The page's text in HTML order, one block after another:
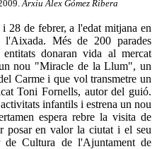
Arxiu Àlex Gómez Ribera
28 de febrer, a l'edat mitjana en
Més de 200 parades
donaran vida al mercat
nou "Miracle de la Llum", un
Carme i que vol transmetre un
Toni Fornells, autor del guió.
infantils i estrena un nou
espera rebre la visita de
posar en valor la ciutat i el seu
de Cultura de l'Ajuntament de